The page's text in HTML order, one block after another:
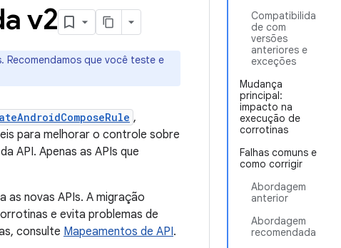
Compatibilida
de com
versões
anteriores e
exceções
Mudança
principal:
impacto na
execução de
corrotinas
Falhas comuns e
como corrigir
Abordagem
anterior
Abordagem
recomendada
v2
Recomendamos que você teste e
,
para melhorar o controle sobre
API. Apenas as APIs que
as novas APIs. A migração
e evita problemas de
consulte Mapeamentos de API.